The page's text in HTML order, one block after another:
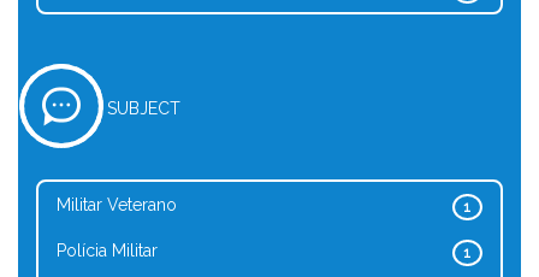
SUBJECT
1
Militar Veterano
1
Polícia Militar